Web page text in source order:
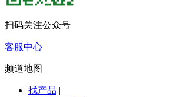
扫码关注公众号
客服中心
频道地图
找产品 |